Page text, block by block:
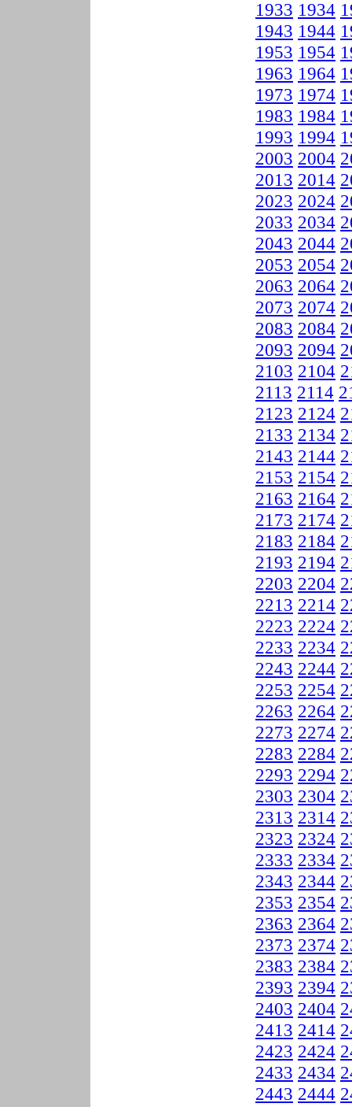
1933 1934
1943 1944
1953 1954
1963 1964
1973 1974
1983 1984
1993 1994
2003 2004
2013 2014
2023 2024
2033 2034
2043 2044
2053 2054
2063 2064
2073 2074
2083 2084
2093 2094
2103 2104
2113 2114
2123 2124
2133 2134
2143 2144
2153 2154
2163 2164
2173 2174
2183 2184
2193 2194
2203 2204
2213 2214
2223 2224
2233 2234
2243 2244
2253 2254
2263 2264
2273 2274
2283 2284
2293 2294
2303 2304
2313 2314
2323 2324
2333 2334
2343 2344
2353 2354
2363 2364
2373 2374
2383 2384
2393 2394
2403 2404
2413 2414
2423 2424
2433 2434
2443 2444